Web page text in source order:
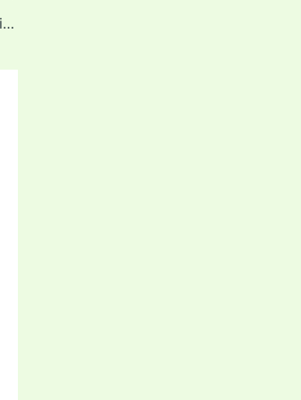
L’obbligo di accettare pagamenti digitali